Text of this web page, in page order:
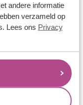
andere informatie
verzameld op
Lees ons Privacy